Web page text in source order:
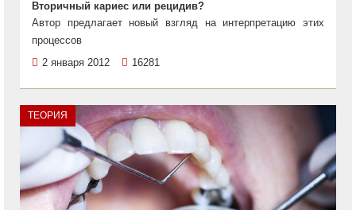
Вторичный кариес или рецидив?
Автор предлагает новый взгляд на интерпретацию этих
процессов
2 января 2012
16281
ТЕОРИЯ